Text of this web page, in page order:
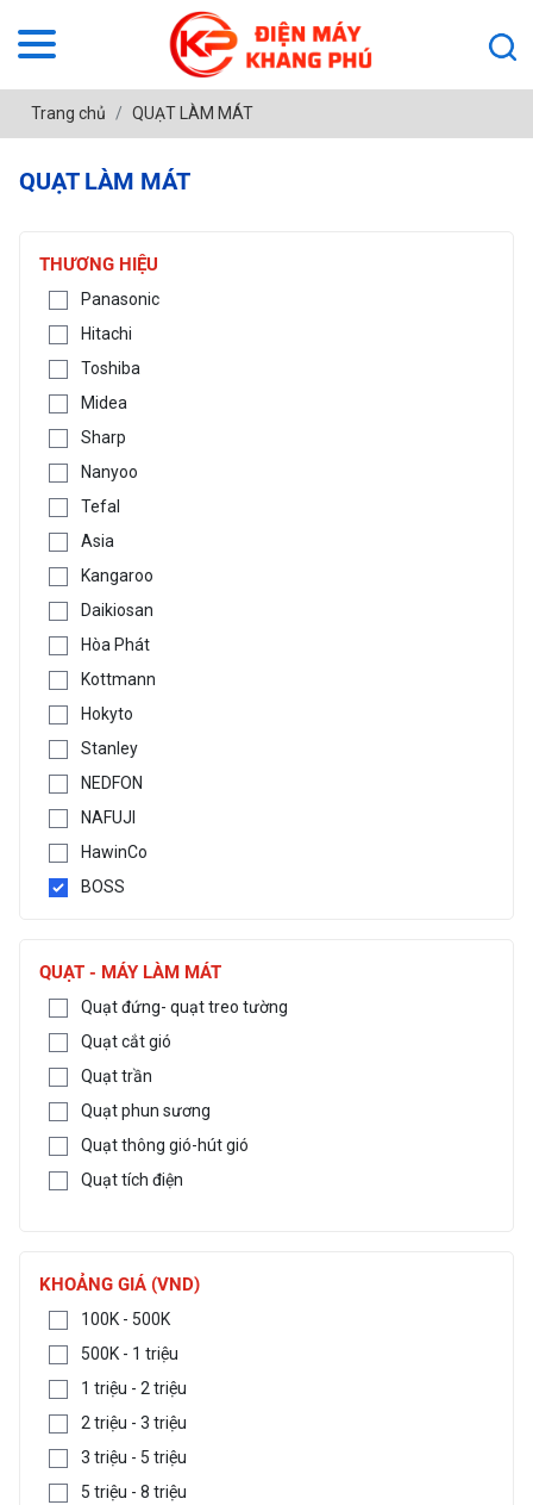
Trang chủ QUẠT LÀM MÁT
QUẠT LÀM MÁT
THƯƠNG HIỆU
Panasonic
Hitachi
Toshiba
Midea
Sharp
Nanyoo
Tefal
Asia
Kangaroo
Daikiosan
Hòa Phát
Kottmann
Hokyto
Stanley
NEDFON
NAFUJI
HawinCo
BOSS
QUẠT - MÁY LÀM MÁT
Quạt đứng- quạt treo tường
Quạt cắt gió
Quạt trần
Quạt phun sương
Quạt thông gió-hút gió
Quạt tích điện
KHOẢNG GIÁ (VND)
100K - 500K
500K - 1 triệu
1 triệu - 2 triệu
2 triệu - 3 triệu
3 triệu - 5 triệu
5 triệu - 8 triệu